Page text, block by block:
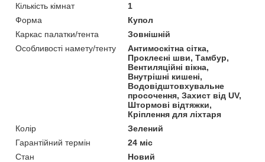
Кількість кімнат
1
Форма
Купол
Каркас палатки/тента
Зовнішній
Особливості намету/тенту
Антимоскітна сітка,
Проклеєні шви, Тамбур,
Вентиляційні вікна,
Внутрішні кишені,
Водовідштовхувальне
просочення, Захист від UV,
Штормові відтяжки,
Кріплення для ліхтаря
Колір
Зелений
Гарантійний термін
24 міс
Стан
Новий